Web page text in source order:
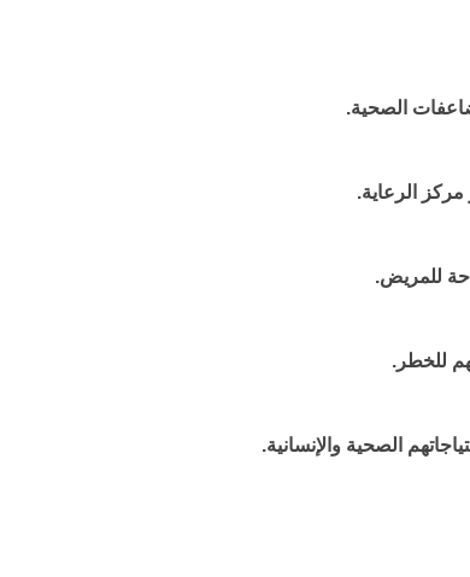
الصحية.
الرعاية.
للمريض.
للخطر.
الصحية والإنسانية.